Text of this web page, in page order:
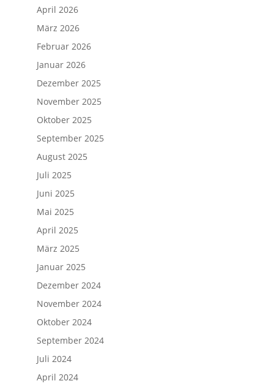
April 2026
März 2026
Februar 2026
Januar 2026
Dezember 2025
November 2025
Oktober 2025
September 2025
August 2025
Juli 2025
Juni 2025
Mai 2025
April 2025
März 2025
Januar 2025
Dezember 2024
November 2024
Oktober 2024
September 2024
Juli 2024
April 2024